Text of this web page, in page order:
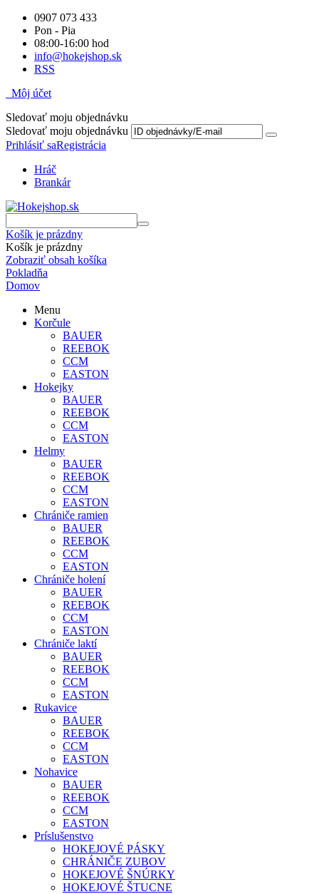
0907 073 433
Pon - Pia
08:00-16:00 hod
info@hokejshop.sk
RSS
Môj účet
Sledovať moju objednávku
Sledovať moju objednávku
Prihlásiť saRegistrácia
Hráč
Brankár
Košík je prázdny
Košík je prázdny
Zobraziť obsah košíka
Pokladňa
Domov
Menu
Korčule
BAUER
REEBOK
CCM
EASTON
Hokejky
BAUER
REEBOK
CCM
EASTON
Helmy
BAUER
REEBOK
CCM
EASTON
Chrániče ramien
BAUER
REEBOK
CCM
EASTON
Chrániče holení
BAUER
REEBOK
CCM
EASTON
Chrániče laktí
BAUER
REEBOK
CCM
EASTON
Rukavice
BAUER
REEBOK
CCM
EASTON
Nohavice
BAUER
REEBOK
CCM
EASTON
Príslušenstvo
HOKEJOVÉ PÁSKY
CHRÁNIČE ZUBOV
HOKEJOVÉ ŠNÚRKY
HOKEJOVÉ ŠTUCNE